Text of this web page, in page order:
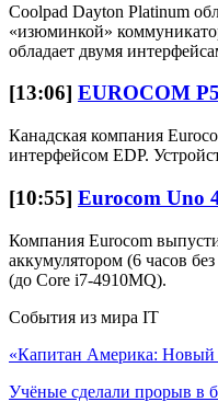
Coolpad Dayton Platinum
«изюминкой»
обладает двумя
[13:06] EUROCOM
Канадская компания
интерфейсом EDP.
[10:55] Eurocom Uno
Компания Eurocom
аккумулятором (6 часов
(до Core i7-4910MQ).
События из мира IT
«Капитан Америка: Новый
Учёные сделали прорыв в